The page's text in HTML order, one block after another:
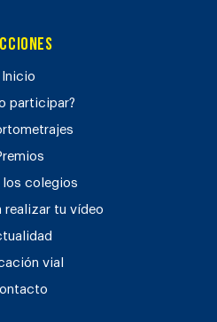
Inicio
participar?
los colegios
realizar tu vídeo
vial